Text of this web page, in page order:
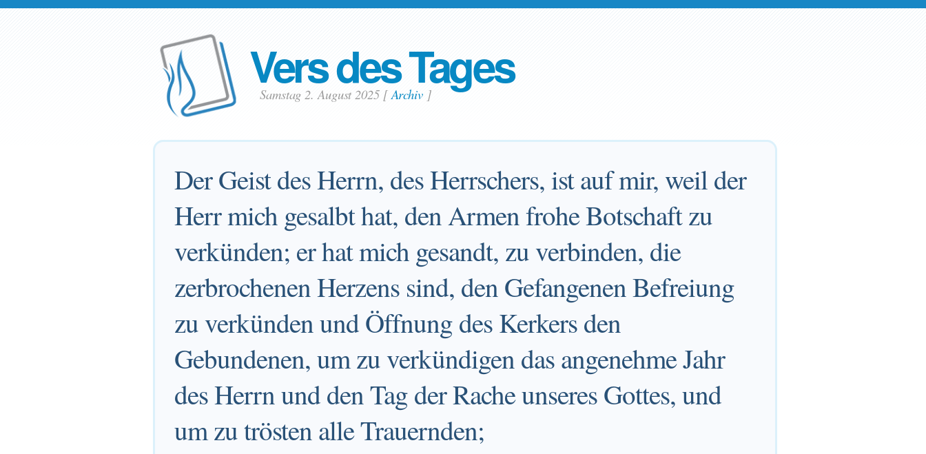
Vers des Tages
Samstag 2. August 2025 [Archiv]
Der Geist des Herrn, des Herrschers, ist auf mir, weil der
Herr mich gesalbt hat, den Armen frohe Botschaft zu
verkünden; er hat mich gesandt, zu verbinden, die
zerbrochenen Herzens sind, den Gefangenen Befreiung
zu verkünden und Öffnung des Kerkers den
Gebundenen, um zu verkündigen das angenehme Jahr
des Herrn und den Tag der Rache unseres Gottes, und
um zu trösten alle Trauernden;